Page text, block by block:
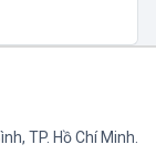
TP. Hồ Chí Minh.